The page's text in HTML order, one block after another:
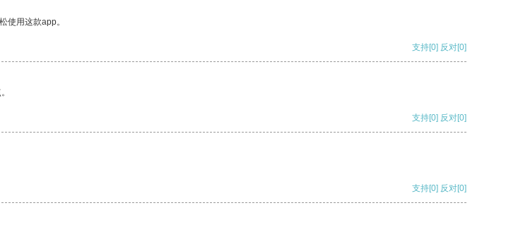
使用这款app。
支持[0] 反对[0]
支持[0] 反对[0]
支持[0] 反对[0]